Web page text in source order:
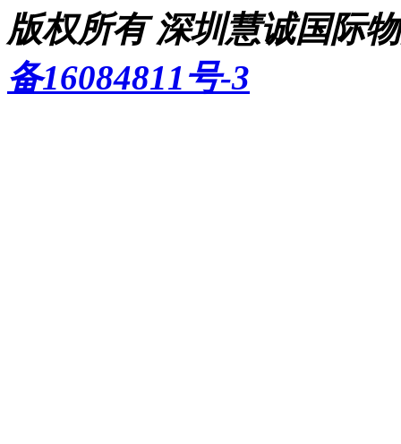
版权所有 深圳慧诚国际
备16084811号-3